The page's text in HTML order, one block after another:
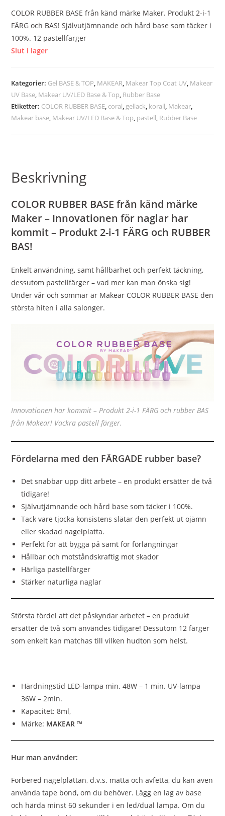
COLOR RUBBER BASE från känd märke Maker. Produkt 2-i-1
FÄRG och BAS! Självutjämnande och hård base som täcker i
100%. 12 pastellfärger
Slut i lager
Kategorier: Gel BASE & TOP MAKEAR Makear Top Coat UV Makear
UV Base Makear UV/LED Base & Top Rubber Base
Etiketter: COLOR RUBBER BASE coral gellack korall Makear
Makear base Makear UV/LED Base & Top pastell Rubber Base
Beskrivning
COLOR RUBBER BASE från känd märke
Maker – Innovationen för naglar har
kommit – Produkt 2-i-1 FÄRG och RUBBER
BAS!
Enkelt användning, samt hållbarhet och perfekt täckning,
dessutom pastellfärger – vad mer kan man önska sig!
Under vår och sommar är Makear COLOR RUBBER BASE den
största hiten i alla salonger.
Innovationen har kommit – Produkt 2-i-1 FÄRG och rubber BAS
från Makear! Vackra pastell färger.
Fördelarna med den FÄRGADE rubber base?
Det snabbar upp ditt arbete – en produkt ersätter de två
tidigare!
Självutjämnande och hård base som täcker i 100%.
Tack vare tjocka konsistens slätar den perfekt ut ojämn
eller skadad nagelplatta.
Perfekt för att bygga på samt för förlängningar
Hållbar och motståndskraftig mot skador
Härliga pastellfärger
Stärker naturliga naglar
Största fördel att det påskyndar arbetet – en produkt
ersätter de två som användes tidigare! Dessutom 12 färger
som enkelt kan matchas till vilken hudton som helst.
Härdningstid LED-lampa min. 48W – 1 min. UV-lampa
36W – 2min.
Kapacitet: 8ml,
Märke: MAKEAR ™
Hur man använder:
Förbered nagelplattan, d.v.s. matta och avfetta, du kan även
använda tape bond, om du behöver. Lägg en lag av base
och härda minst 60 sekunder i en led/dual lampa. Om du